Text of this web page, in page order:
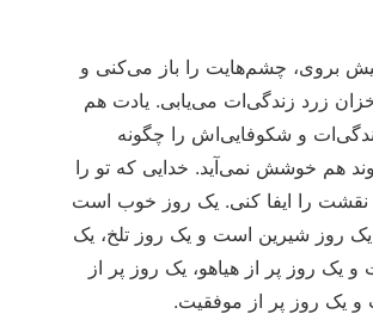
بروی، چشم‌هایت را باز می‌کنی و
زرد زندگی‌ات می‌یابی. یادت هم
و شکوفایی‌اش را چگونه
هم خوشش نمی‌آید. خدایی که تو را
تا نقشت را ایفا کنی. یک روز خوب است
یک روز شیرین است و یک روز تلخ، یک
یک روز پر از هیاهو، یک روز پر از
روز پر از موفقیت.